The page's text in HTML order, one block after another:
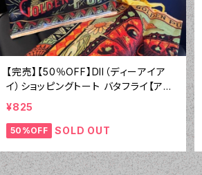
【完売】【50％OFF】DII（ディーアイア
イ）ショッピングトート バタフライ【アウ
トレット】③
¥825
50%OFF SOLD OUT